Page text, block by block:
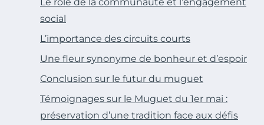
social
L’importance des circuits courts
Une fleur synonyme de bonheur et d’espoir
Conclusion sur le futur du muguet
Témoignages sur le Muguet du 1er mai :
préservation d’une tradition face aux défis